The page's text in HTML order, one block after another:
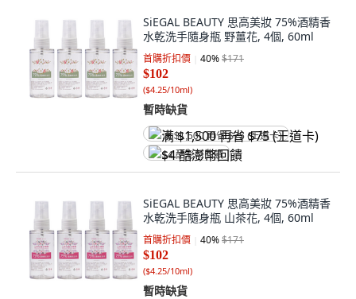
SiEGAL BEAUTY 思高美妝 75%酒精香
水乾洗手隨身瓶 野薑花, 4個, 60ml
首購折扣價 40%$171
$102
($4.25/10ml)
暫時缺貨
满 $1,500 再省 $75 (王道卡)
$4 酷澎幣回饋
SiEGAL BEAUTY 思高美妝 75%酒精香
水乾洗手隨身瓶 山茶花, 4個, 60ml
首購折扣價 40%$171
$102
($4.25/10ml)
暫時缺貨